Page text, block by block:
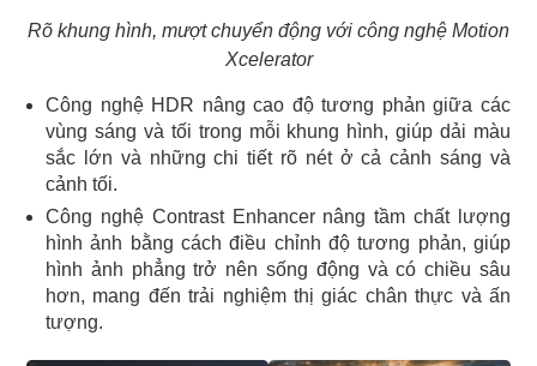
Rõ khung hình, mượt chuyển động với công nghệ Motion
Xcelerator
Công nghệ HDR nâng cao độ tương phản giữa các
vùng sáng và tối trong mỗi khung hình, giúp dải màu
sắc lớn và những chi tiết rõ nét ở cả cảnh sáng và
cảnh tối.
Công nghệ Contrast Enhancer nâng tầm chất lượng
hình ảnh bằng cách điều chỉnh độ tương phản, giúp
hình ảnh phẳng trở nên sống động và có chiều sâu
hơn, mang đến trải nghiệm thị giác chân thực và ấn
tượng.